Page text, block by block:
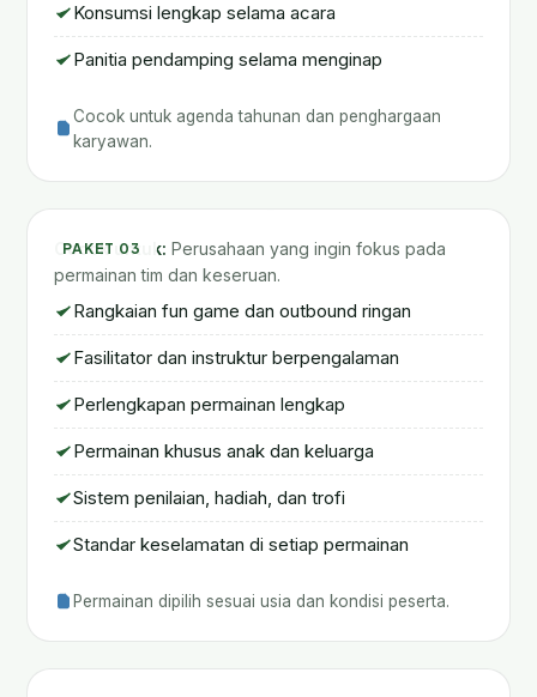
Konsumsi lengkap selama acara
Panitia pendamping selama menginap
Cocok untuk agenda tahunan dan penghargaan
karyawan.
PAKET 03
Family Gathering Fun Game
Cocok untuk: Perusahaan yang ingin fokus pada
permainan tim dan keseruan.
Rangkaian fun game dan outbound ringan
Fasilitator dan instruktur berpengalaman
Perlengkapan permainan lengkap
Permainan khusus anak dan keluarga
Sistem penilaian, hadiah, dan trofi
Standar keselamatan di setiap permainan
Permainan dipilih sesuai usia dan kondisi peserta.
Paket Custom Sesuai Kebutuhan